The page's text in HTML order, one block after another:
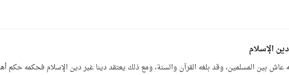
الإسلام
عاش بين المسلمين، وقد بلغه القرآن والسنة، ومع ذلك يعتقد دينا غير دين الإسلام فحكمه حكم